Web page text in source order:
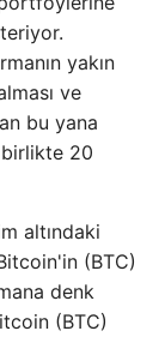
yakın
ve
bu yana
birlikte 20
altındaki
(BTC)
denk
(BTC)